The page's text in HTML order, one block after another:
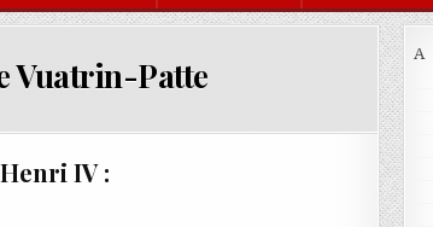
Vuatrin-Patte
25 RUE DE MARS ET RUE 20 HENRI IV, IMMEUBLE VUATRIN-PATTE
IV :
A